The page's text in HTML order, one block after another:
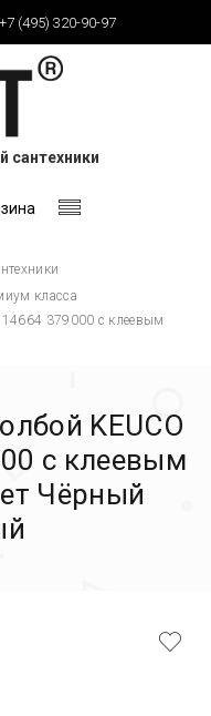
+7 (495) 320-90-97
сантехники
класса
14664 379000 с клеевым
KEUCO
с клеевым
Чёрный